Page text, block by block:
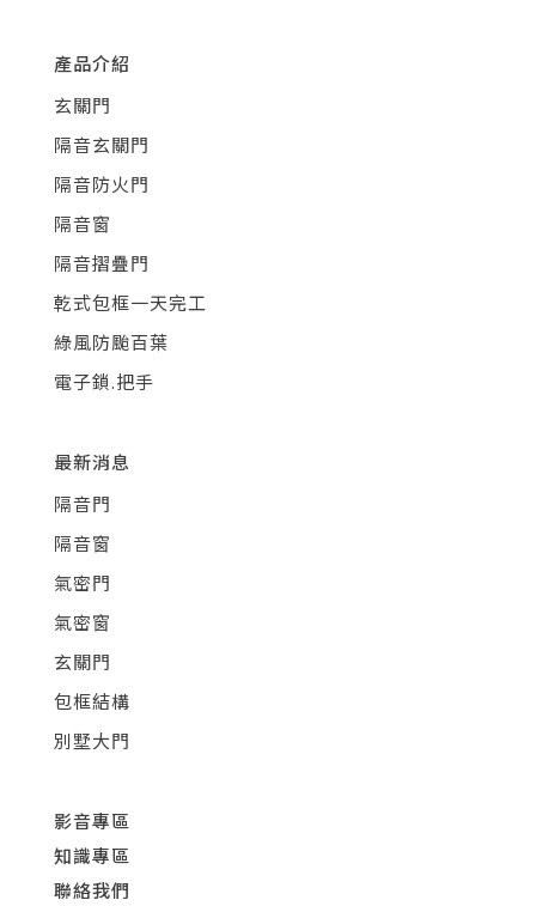
產品介紹
玄關門
隔音玄關門
隔音防火門
隔音窗
隔音摺疊門
乾式包框一天完工
綠風防颱百葉
電子鎖.把手
最新消息
隔音門
隔音窗
氣密門
氣密窗
玄關門
包框結構
別墅大門
影音專區
知識專區
聯絡我們